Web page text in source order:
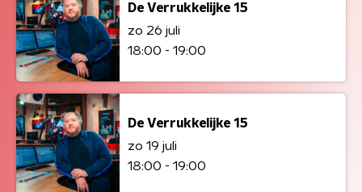
De Verrukkelijke 15
zo 26 juli
18:00 - 19:00
De Verrukkelijke 15
zo 19 juli
18:00 - 19:00